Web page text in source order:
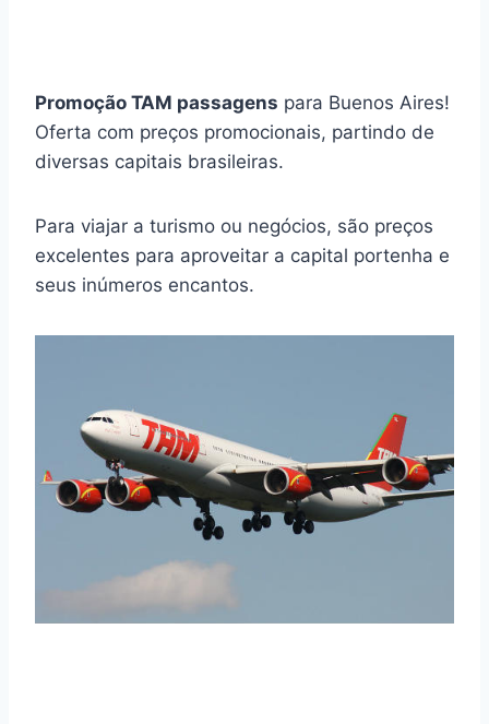
Promoção TAM passagens para Buenos Aires!
Oferta com preços promocionais, partindo de
diversas capitais brasileiras.
Para viajar a turismo ou negócios, são preços
excelentes para aproveitar a capital portenha e
seus inúmeros encantos.